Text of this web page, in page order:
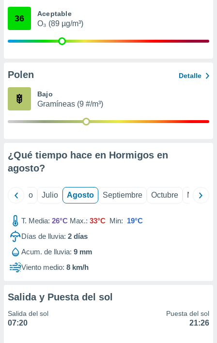
mediante
publicidad
de
36 Aceptable
O₃ (89 µg/m³)
Polen Detalle
Bajo
Gramíneas (9 #/m³)
¿Qué tiempo hace en Hormigos en
agosto?
Junio Julio Agosto Septiembre Octubre
T. Media: 26°C Max.: 33°C Min: 19°C
Días de lluvia: 2 días
Acum. de lluvia: 9 mm
Viento medio: 8 km/h
Salida y Puesta del sol
Salida del sol
07:20
Puesta del sol
21:26